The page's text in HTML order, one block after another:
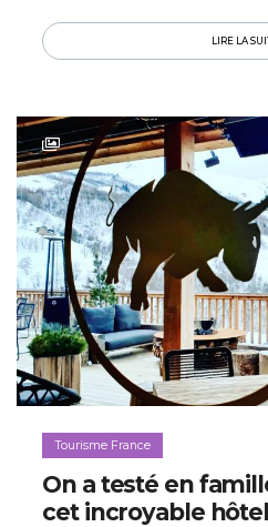
comme celle de pénétrer...LIRE LA
Tourisme France
On a testé en
cet incroyable